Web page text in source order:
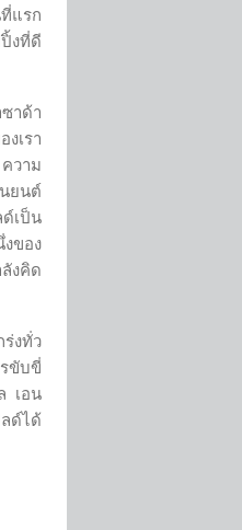
แรก
งที่ดี
าด้า
เรา
วาม
ยนต์
เป็น
ของ
งคิด
งทั่ว
ขับขี่
เอน
ด์ได้